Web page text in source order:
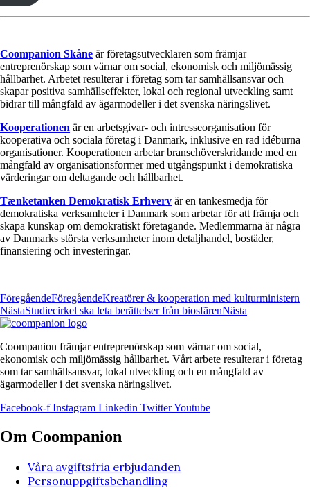
Coompanion Skåne är företagsutvecklaren som främjar
entreprenörskap som värnar om social, ekonomisk och miljömässig
hållbarhet. Arbetet resulterar i företag som tar samhällsansvar och
skapar positiva samhällseffekter, lokal och regional utveckling samt
bidrar till mångfald av ägarmodeller i det svenska näringslivet.
Kooperationen är en arbetsgivar- och intresseorganisation för
kooperativa och sociala företag i Danmark, inklusive en rad idéburna
organisationer. Kooperationen arbetar branschöverskridande med en
mångfald av organisationsformer med utgångspunkt i demokratiska
värderingar om deltagande och hållbarhet.
Tænketanken Demokratisk Erhverv är en tankesmedja för
demokratiska verksamheter i Danmark som arbetar för att främja och
skapa kunskap om demokratiskt företagande. Medlemmarna är några
av Danmarks största verksamheter inom detaljhandel, bostäder,
finansiering och investeringar.
FöregåendeFöregåendeKreatörer & kooperation med kulturministern
NästaStudiecirkel ska leta berättelser från biosfärenNästa
Coompanion främjar entreprenörskap som värnar om social,
ekonomisk och miljömässig hållbarhet. Vårt arbete resulterar i företag
som tar samhällsansvar, lokal utveckling och en mångfald av
ägarmodeller i det svenska näringslivet.
Facebook-f Instagram Linkedin TwitterYoutube
Om Coompanion
Våra avgiftsfria erbjudanden
Personuppgiftsbehandling